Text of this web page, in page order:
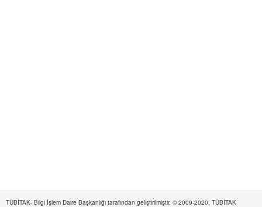
TÜBİTAK- Bilgi İşlem Daire Başkanlığı tarafından geliştirilmiştir. © 2009-2020, TÜBİTAK